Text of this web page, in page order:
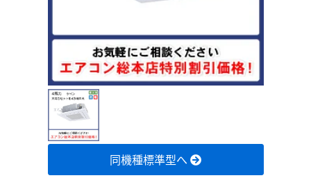
同機種標準型へ